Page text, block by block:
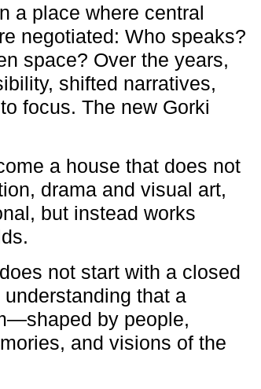
a place where central
negotiated: Who speaks?
space? Over the years,
shifted narratives,
focus. The new Gorki
a house that does not
drama and visual art,
but instead works
not start with a closed
that a
by people,
and visions of the